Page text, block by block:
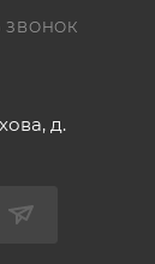
ЗВОНОК
д.